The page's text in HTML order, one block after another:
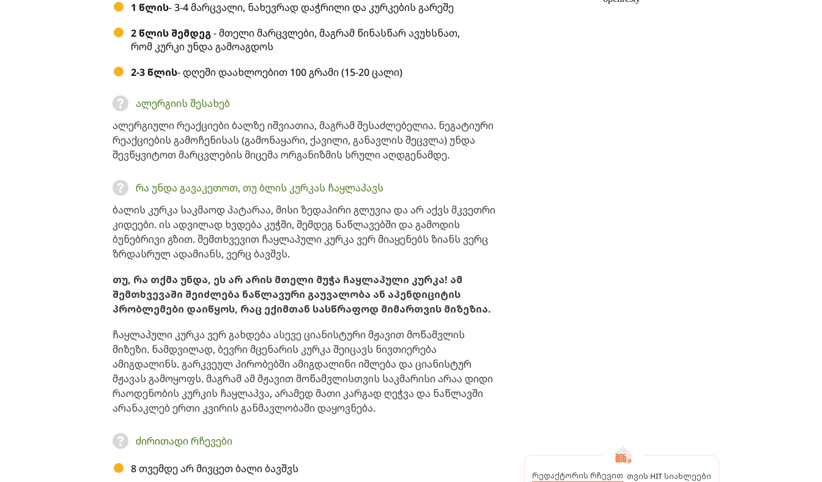
1 წლის- 3-4 მარცვალი, ნახევრად დაჭრილი და კურკების გარეშე
2 წლის შემდეგ- მთელი მარცვლები, მაგრამ წინასწარ ავუხსნათ,
რომ კურკი უნდა გამოაგდოს
2-3 წლის- დღეში დაახლოებით 100 გრამი (15-20 ცალი)
ალერგიის შესახებ
ალერგიული რეაქციები ბალზე იშვიათია, მაგრამ შესაძლებელია. ნეგატიური
რეაქციების გამოჩენისას (გამონაყარი, ქავილი, განავლის შეცვლა) უნდა
შევწყვიტოთ მარცვლების მიცემა ორგანიზმის სრული აღდგენამდე.
რა უნდა გავაკეთოთ, თუ ბლის კურკას ჩაყლაპავს
ბალის კურკა საკმაოდ პატარაა, მისი ზედაპირი გლუვია და არ აქვს მკვეთრი
კიდეები. ის ადვილად ხვდება კუჭში, შემდეგ ნაწლავებში და გამოდის
ბუნებრივი გზით. შემთხვევით ჩაყლაპული კურკა ვერ მიაყენებს ზიანს ვერც
ზრდასრულ ადამიანს, ვერც ბავშვს.
თუ, რა თქმა უნდა, ეს არ არის მთელი მუჭა ჩაყლაპული კურკა! ამ
შემთხვევაში შეიძლება ნაწლავური გაუვალობა ან აპენდიციტის
პრობლემები დაიწყოს, რაც ექიმთან სასწრაფოდ მიმართვის მიზეზია.
ჩაყლაპული კურკა ვერ გახდება ასევე ციანისტური მჟავით მოწამვლის
მიზეზი. ნამდვილად, ბევრი მცენარის კურკა შეიცავს ნივთიერება
ამიგდალინს. გარკვეულ პირობებში ამიგდალინი იშლება და ციანისტურ
მჟავას გამოყოფს. მაგრამ ამ მჟავით მოწამვლისთვის საკმარისი არაა დიდი
რაოდენობის კურკის ჩაყლაპვა, არამედ მათი კარგად ღეჭვა და ნაწლავში
არანაკლებ ერთი კვირის განმავლობაში დაყოვნება.
ძირითადი რჩევები
8 თვემდე არ მივცეთ ბალი ბავშვს
რედაქტორის რჩევით თვის HIT სიახლეები